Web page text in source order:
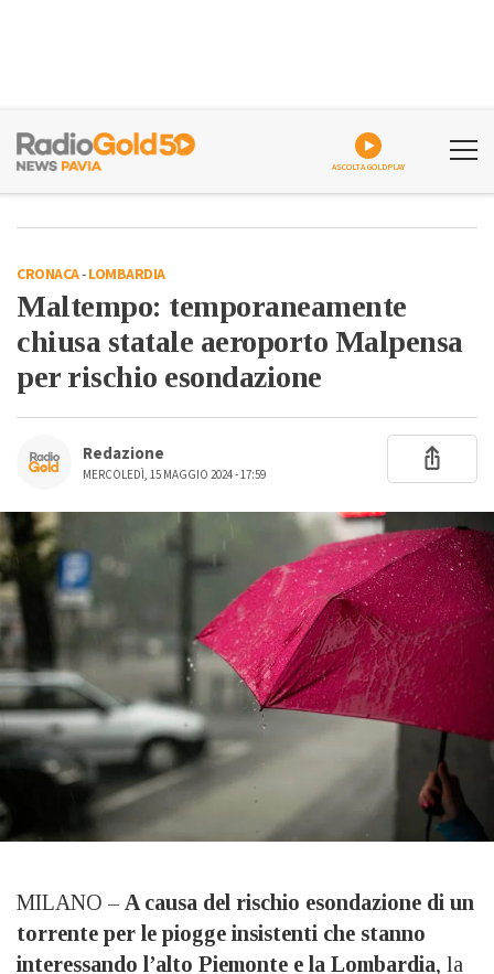
ASCOLTA GOLDPLAY
CRONACA-LOMBARDIA
Maltempo: temporaneamente
chiusa statale aeroporto Malpensa
per rischio esondazione
Redazione
MERCOLEDÌ, 15 MAGGIO 2024 - 17:59
MILANO – A causa del rischio esondazione di un
torrente per le piogge insistenti che stanno
interessando l’alto Piemonte e la Lombardia, la